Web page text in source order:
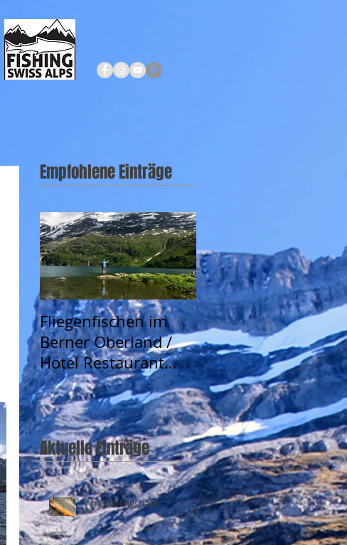
Empfohlene Einträge
Fliegenfischen im
Berner Oberland /
Hotel Restaurant
Urweider
Aktuelle Einträge
Am Saiblingsbach